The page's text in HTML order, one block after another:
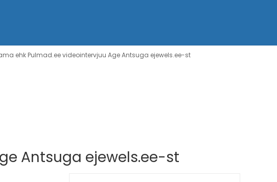
ehk Pulmad.ee videointervjuu Age Antsuga ejewels.ee-st
Antsuga ejewels.ee-st